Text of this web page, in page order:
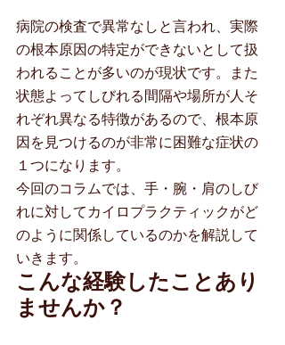
病院の検査で異常なしと言われ、実際
の根本原因の特定ができないとして扱
われることが多いのが現状です。また
状態よってしびれる間隔や場所が人そ
れぞれ異なる特徴があるので、根本原
因を見つけるのが非常に困難な症状の
１つになります。
今回のコラムでは、手・腕・肩のしび
れに対してカイロプラクティックがど
のように関係しているのかを解説して
いきます。
こんな経験したことあり
ませんか？